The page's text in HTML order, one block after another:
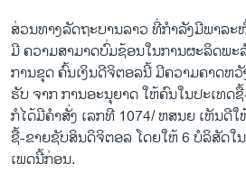
ສ່ວນທາງລັດຖະບານລາວ ທີ່ກໍາລັງມີພາລ
ມີ ຄວາມສາມາດບົ່ມຊ້ອນໃນການຜະລິດພະ
ການຂຸດ ຄົ້ນເງິນດີຈິຕອລນີ້ ມີຄວາມຄາດຫວັ
ຮັບ ຈາກ ການອະນຸຍາດ ໃຫ້ຄົນໃນປະເທດ
ກໍໄດ້ມີຄໍາສັ່ງ ເລກທີ 1074/ ຫສນຍ ເຫັນດີ
ຊື້-ຂາຍຊັບສິນດິຈິຕອລ ໂດຍໃຫ້ 6 ບໍລິສັດໃ
ເພດນີ້ກ່ອນ.